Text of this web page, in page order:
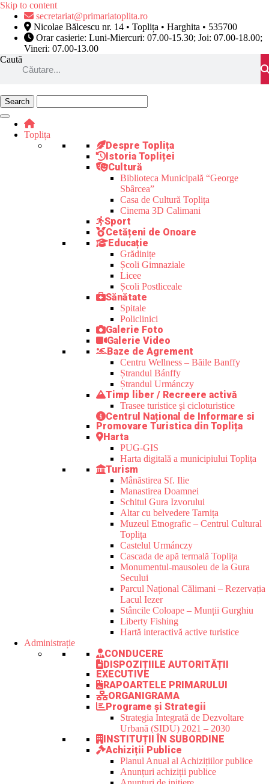
Skip to content
secretariat@primariatoplita.ro
Nicolae Bălcescu nr. 14 • Toplița • Harghita • 535700
Orar casierie: Luni-Miercuri: 07.00-15.30; Joi: 07.00-18.00;
Vineri: 07.00-13.00
Caută
Toplița
Despre Toplița
Istoria Topliței
Cultură
Biblioteca Municipală “George
Sbârcea”
Casa de Cultură Toplița
Cinema 3D Calimani
Sport
Cetățeni de Onoare
Educație
Grădinițe
Școli Gimnaziale
Licee
Școli Postliceale
Sănătate
Spitale
Policlinici
Galerie Foto
Galerie Video
Baze de Agrement
Centru Wellness – Băile Banffy
Ștrandul Bánffy
Ștrandul Urmánczy
Timp liber / Recreere activă
Trasee turistice şi cicloturistice
Centrul Național de Informare si
Promovare Turistica din Toplița
Harta
PUG-GIS
Harta digitală a municipiului Toplița
Turism
Mânăstirea Sf. Ilie
Manastirea Doamnei
Schitul Gura Izvorului
Altar cu belvedere Tarnița
Muzeul Etnografic – Centrul Cultural
Toplița
Castelul Urmánczy
Cascada de apă termală Toplița
Monumentul-mausoleu de la Gura
Secului
Parcul Național Călimani – Rezervația
Lacul Iezer
Stâncile Coloape – Munții Gurghiu
Liberty Fishing
Hartă interactivă active turistice
Administrație
CONDUCERE
DISPOZIȚIILE AUTORITĂȚII
EXECUTIVE
RAPOARTELE PRIMARULUI
ORGANIGRAMA
Programe și Strategii
Strategia Integrată de Dezvoltare
Urbană (SIDU) 2021 – 2030
INSTITUȚII ÎN SUBORDINE
Achiziții Publice
Planul Anual al Achizițiilor publice
Anunțuri achiziții publice